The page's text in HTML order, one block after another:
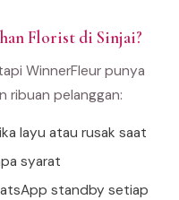
Florist di Sinjai?
WinnerFleur punya
ribuan pelanggan:
layu atau rusak saat
syarat
standby setiap